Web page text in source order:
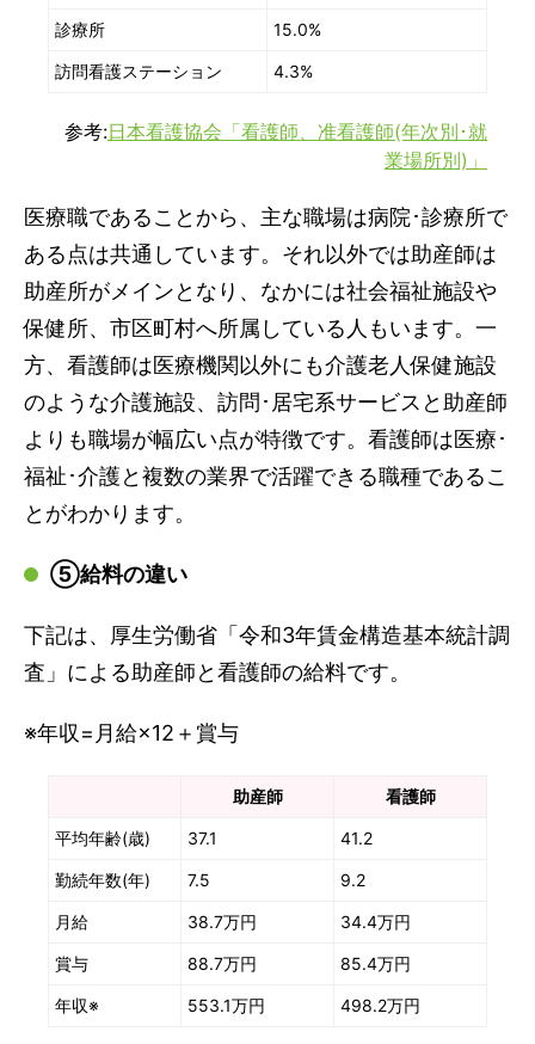
診療所 15.0%
訪問看護ステーション 4.3%
参考:日本看護協会「看護師、准看護師(年次別･就
業場所別)」
医療職であることから、主な職場は病院･診療所で
ある点は共通しています。それ以外では助産師は
助産所がメインとなり、なかには社会福祉施設や
保健所、市区町村へ所属している人もいます。一
方、看護師は医療機関以外にも介護老人保健施設
のような介護施設、訪問･居宅系サービスと助産師
よりも職場が幅広い点が特徴です。看護師は医療･
福祉･介護と複数の業界で活躍できる職種であるこ
とがわかります。
⑤給料の違い
下記は、厚生労働省「令和3年賃金構造基本統計調
査」による助産師と看護師の給料です。
※年収=月給×12＋賞与
助産師 看護師
平均年齢(歳) 37.1 41.2
勤続年数(年) 7.5 9.2
月給 38.7万円 34.4万円
賞与 88.7万円 85.4万円
年収※ 553.1万円 498.2万円